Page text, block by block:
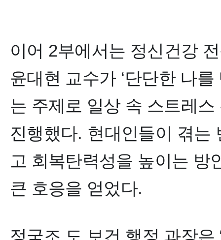
이어 2부에서는 정신건강
윤대현 교수가 ‘단단한 나를
는 주제로 일상 속 스트레
진행했다. 현대인들이 겪는
고 회복탄력성을 높이는 방
큰 호응을 얻었다.
정국조 도 보건 행정 과장은